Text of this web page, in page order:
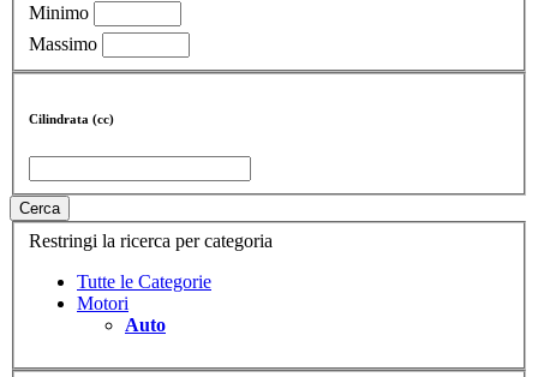
Minimo
Massimo
Cilindrata (cc)
Cerca
Restringi la ricerca per categoria
Tutte le Categorie
Motori
Auto